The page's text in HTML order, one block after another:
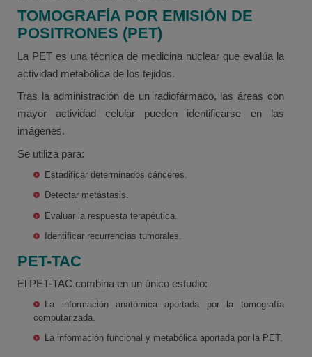
TOMOGRAFÍA POR EMISIÓN DE
POSITRONES (PET)
La PET es una técnica de medicina nuclear que evalúa la
actividad metabólica de los tejidos.
Tras la administración de un radiofármaco, las áreas con
mayor actividad celular pueden identificarse en las
imágenes.
Se utiliza para:
Estadificar determinados cánceres.
Detectar metástasis.
Evaluar la respuesta terapéutica.
Identificar recurrencias tumorales.
PET-TAC
El PET-TAC combina en un único estudio:
La información anatómica aportada por la tomografía
computarizada.
La información funcional y metabólica aportada por la PET.